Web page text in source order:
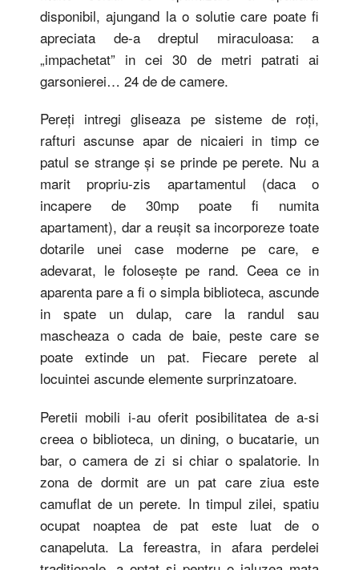
disponibil, ajungand la o solutie care poate fi
apreciata de-a dreptul miraculoasa: a
„impachetat” in cei 30 de metri patrati ai
garsonierei… 24 de de camere.
Pereți intregi gliseaza pe sisteme de roți,
rafturi ascunse apar de nicaieri in timp ce
patul se strange și se prinde pe perete. Nu a
marit propriu-zis apartamentul (daca o
incapere de 30mp poate fi numita
apartament), dar a reușit sa incorporeze toate
dotarile unei case moderne pe care, e
adevarat, le folosește pe rand. Ceea ce in
aparenta pare a fi o simpla biblioteca, ascunde
in spate un dulap, care la randul sau
mascheaza o cada de baie, peste care se
poate extinde un pat. Fiecare perete al
locuintei ascunde elemente surprinzatoare.
Peretii mobili i-au oferit posibilitatea de a-si
creea o biblioteca, un dining, o bucatarie, un
bar, o camera de zi si chiar o spalatorie. In
zona de dormit are un pat care ziua este
camuflat de un perete. In timpul zilei, spatiu
ocupat noaptea de pat este luat de o
canapeluta. La fereastra, in afara perdelei